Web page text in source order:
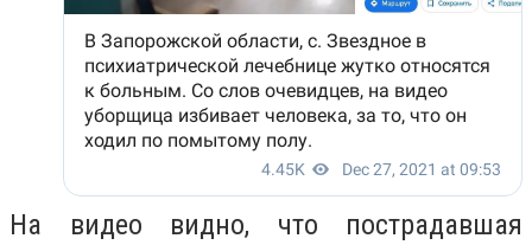
На видео видно, что пострадавшая